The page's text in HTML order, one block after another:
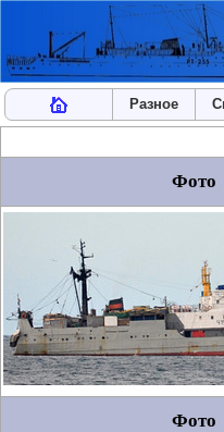
Разное
Фото
Фото